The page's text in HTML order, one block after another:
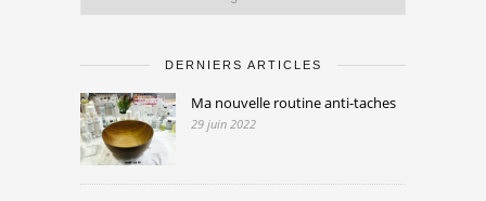
DERNIERS ARTICLES
Ma nouvelle routine anti-taches
29 juin 2022